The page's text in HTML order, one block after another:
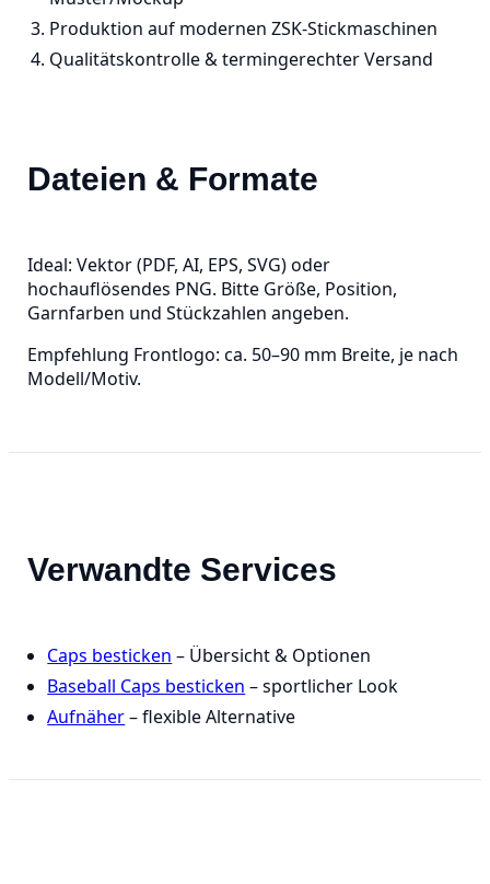
Produktion auf modernen ZSK‑Stickmaschinen
Qualitätskontrolle & termingerechter Versand
Dateien & Formate
Ideal: Vektor (PDF, AI, EPS, SVG) oder
hochauflösendes PNG. Bitte Größe, Position,
Garnfarben und Stückzahlen angeben.
Empfehlung Frontlogo: ca. 50–90 mm Breite, je nach
Modell/Motiv.
Verwandte Services
Caps besticken – Übersicht & Optionen
Baseball Caps besticken – sportlicher Look
Aufnäher– flexible Alternative